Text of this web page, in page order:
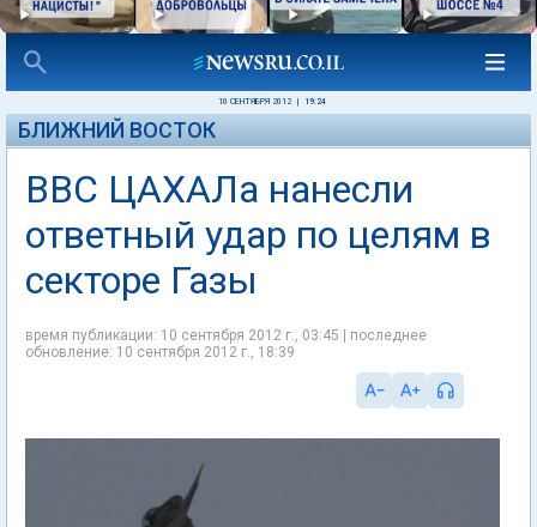
10 СЕНТЯБРЯ 2012 19:24
БЛИЖНИЙ ВОСТОК
ВВС ЦАХАЛа нанесли
ответный удар по целям в
секторе Газы
время публикации: 10 сентября 2012 г., 03:45 | последнее
обновление: 10 сентября 2012 г., 18:39